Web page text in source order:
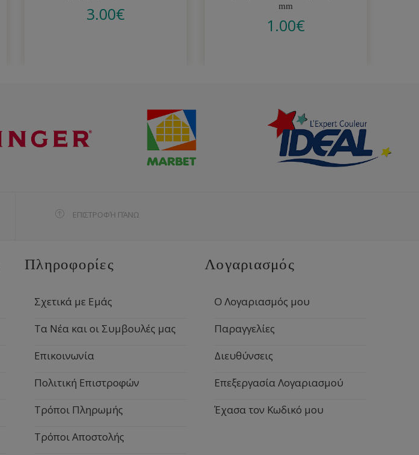
3.00€
mm
1.00€
ΕΠΙΣΤΡΟΦΉ ΠΆΝΩ
Πληροφορίες
Σχετικά με Εμάς
Τα Νέα και οι Συμβουλές μας
Επικοινωνία
Πολιτική Επιστροφών
Τρόποι Πληρωμής
Τρόποι Αποστολής
Λογαριασμός
Ο Λογαριασμός μου
Παραγγελίες
Διευθύνσεις
Επεξεργασία Λογαριασμού
Έχασα τον Κωδικό μου